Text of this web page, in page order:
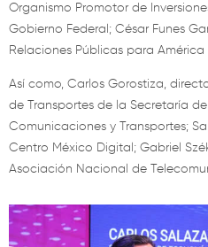
Organismo Promotor de
Gobierno Federal; César Funes
Relaciones Públicas para
Así como, Carlos Gorostiza,
de Transportes de la Secretaría
Comunicaciones y Transportes;
Centro México Digital; Gabriel
Asociación Nacional de